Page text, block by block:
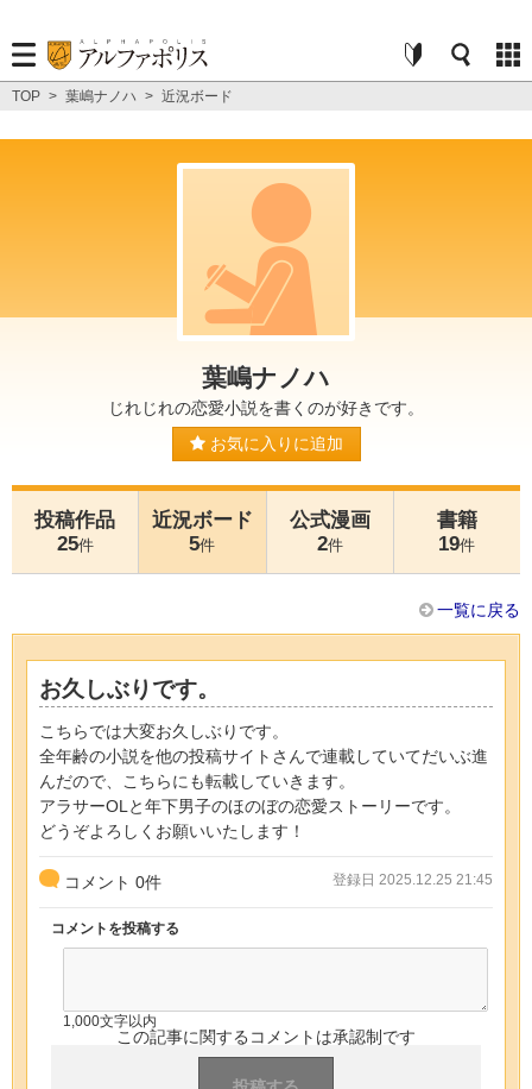
TOP > 葉嶋ナノハ > 近況ボード
葉嶋ナノハ
じれじれの恋愛小説を書くのが好きです。
お気に入りに追加
投稿作品
25件
近況ボード
5件
公式漫画
2件
書籍
19件
一覧に戻る
お久しぶりです。
こちらでは大変お久しぶりです。
全年齢の小説を他の投稿サイトさんで連載していてだいぶ進
んだので、こちらにも転載していきます。
アラサーOLと年下男子のほのぼの恋愛ストーリーです。
どうぞよろしくお願いいたします！
コメント 0件 登録日 2025.12.25 21:45
コメントを投稿する
1,000文字以内
この記事に関するコメントは承認制です